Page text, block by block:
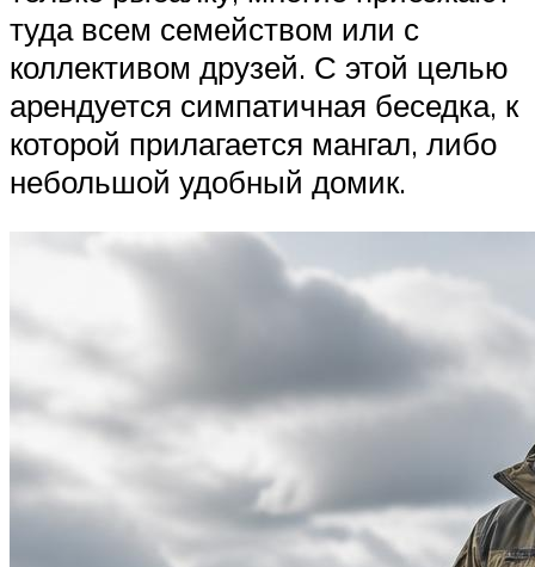
туда всем семейством или с
коллективом друзей. С этой целью
арендуется симпатичная беседка, к
которой прилагается мангал, либо
небольшой удобный домик.